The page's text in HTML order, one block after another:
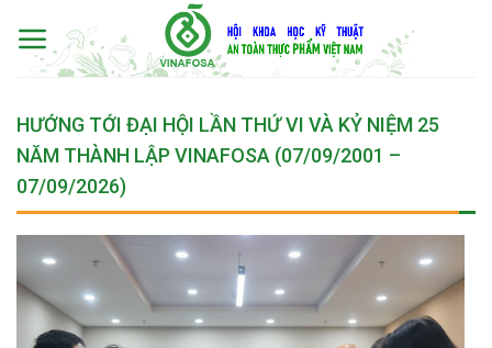
content
HƯỚNG TỚI ĐẠI HỘI LẦN THỨ VI VÀ KỶ NIỆM 25
NĂM THÀNH LẬP VINAFOSA (07/09/2001 –
07/09/2026)